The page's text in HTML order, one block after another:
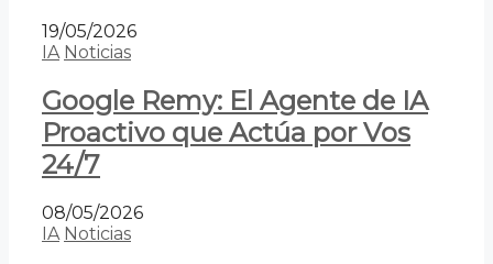
19/05/2026
IA Noticias
Google Remy: El Agente de IA
Proactivo que Actúa por Vos
24/7
08/05/2026
IA Noticias